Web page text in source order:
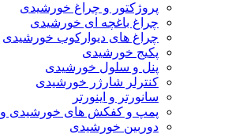
پروژکتور و چراغ خورشیدی
چراغ باغچه ای خورشیدی
چراغ های دیوارکوب خورشیدی
پکیج خورشیدی
پنل و سلول خورشیدی
کنترلر شارژر خورشیدی
سانورتر و اینورتر
پمپ و کفکش های خورشیدی و DC
دوربین خورشیدی